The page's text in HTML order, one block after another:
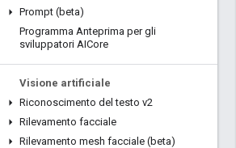
Prompt (beta)
Programma Anteprima per gli
sviluppatori AICore
Visione artificiale
Riconoscimento del testo v2
Rilevamento facciale
Rilevamento mesh facciale (beta)